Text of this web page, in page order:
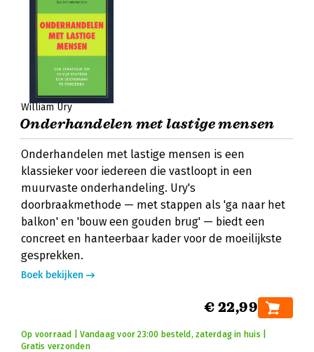
William Ury
Onderhandelen met lastige mensen
Onderhandelen met lastige mensen is een
klassieker voor iedereen die vastloopt in een
muurvaste onderhandeling. Ury's
doorbraakmethode — met stappen als 'ga naar het
balkon' en 'bouw een gouden brug' — biedt een
concreet en hanteerbaar kader voor de moeilijkste
gesprekken.
Boek bekijken
€ 22,99
Op voorraad | Vandaag voor 23:00 besteld, zaterdag in huis |
Gratis verzonden